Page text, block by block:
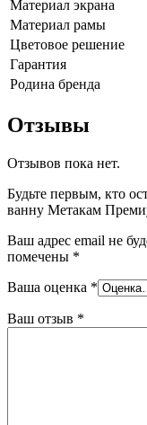
Материал экрана
Материал рамы
Цветовое решение
Гарантия
Родина бренда
Отзывы
Отзывов пока нет.
Будьте первым, кто
ванну Метакам
Ваш адрес email не
помечены *
Ваша оценка *
Ваш отзыв *